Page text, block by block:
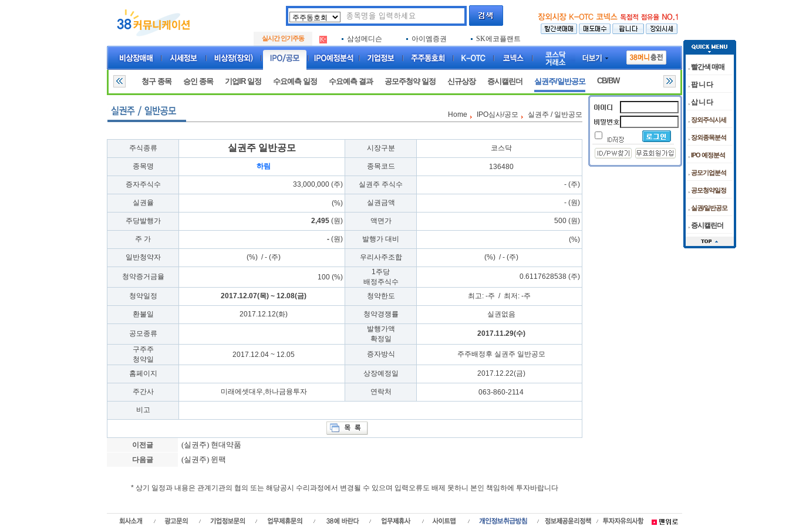
실시간 인기주동
. 아크로스 두나무
엑소코바이오
삼성메디슨 아이엠증권
SK에코플랜트
.
아크로스 두나무
엑소코바이오
아하 루켄테크놀러지 플럼라인생명과
청구 종목 승인 종목 기업IR 일정 수요예측 일정 수요예측 결과 공모주청약 일정 신규상장 증시캘린더 실권주/일반공모 CB/BW
Home IPO심사/공모 실권주 / 일반공모
주식종류 실권주 일반공모 시장구분 코스닥
종목명 하림 종목코드 136480
증자주식수 33,000,000 (주) 실권주 주식수 - (주)
실권율 (%) 실권금액 - (원)
주당발행가 2,495 (원) 액면가 500 (원)
주 가 - (원) 발행가 대비 (%)
일반청약자 (%) / - (주) 우리사주조합 (%) / - (주)
청약증거금율 100 (%)
1주당
배정주식수
0.6117628538 (주)
청약일정 2017.12.07(목) ~ 12.08(금) 청약한도 최고: -주 / 최저: -주
환불일 2017.12.12(화) 청약경쟁률 실권없음
공모종류
발행가액
확정일
2017.11.29(수)
구주주
청약일
2017.12.04 ~ 12.05 증자방식 주주배정후 실권주 일반공모
홈페이지 상장예정일 2017.12.22(금)
주간사 미래에셋대우,하나금융투자 연락처 063-860-2114
비고
이전글 (실권주) 현대약품
다음글 (실권주) 윈팩
* 상기 일정과 내용은 관계기관의 협의 또는 해당공시 수리과정에서 변경될 수 있으며 입력오류도 배제 못하니 본인 책임하에 투자바랍니다
빨간색 매매
팝 니 다
삽 니 다
장외주식시세
장외종목분석
IPO 예정분석
공모기업분석
공모청약일정
실권/일반공모
증시캘린더